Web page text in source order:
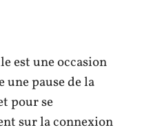
est une occasion
pause de la
pour se
sur la connexion